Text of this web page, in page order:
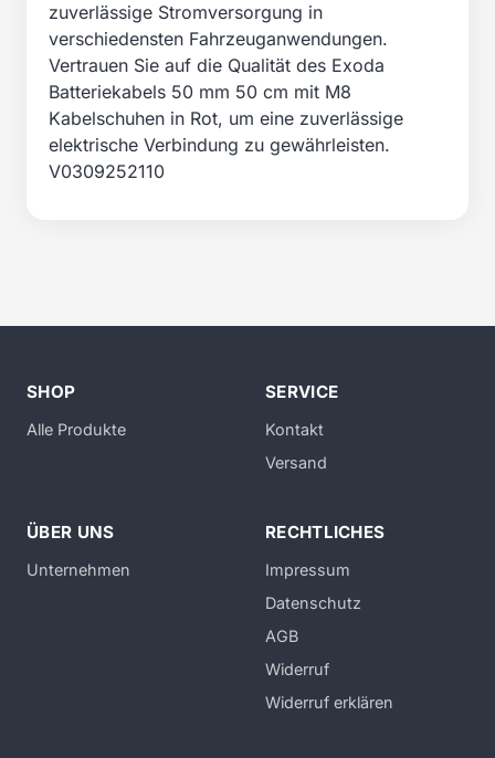
zuverlässige Stromversorgung in
verschiedensten Fahrzeuganwendungen.
Vertrauen Sie auf die Qualität des Exoda
Batteriekabels 50 mm 50 cm mit M8
Kabelschuhen in Rot, um eine zuverlässige
elektrische Verbindung zu gewährleisten.
V0309252110
SHOP
Alle Produkte
SERVICE
Kontakt
Versand
ÜBER UNS
Unternehmen
RECHTLICHES
Impressum
Datenschutz
AGB
Widerruf
Widerruf erklären